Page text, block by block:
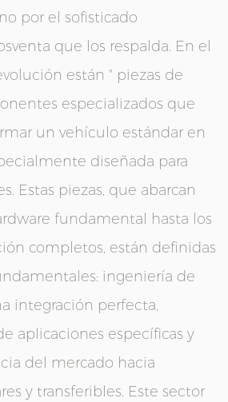
por el sofisticado
que los respalda. En el
están " piezas de
especializados que
un vehículo estándar en
diseñada para
Estas piezas, que abarcan
fundamental hasta los
completos, están definidas
ingeniería de
integración perfecta,
aplicaciones específicas y
del mercado hacia
y transferibles. Este sector